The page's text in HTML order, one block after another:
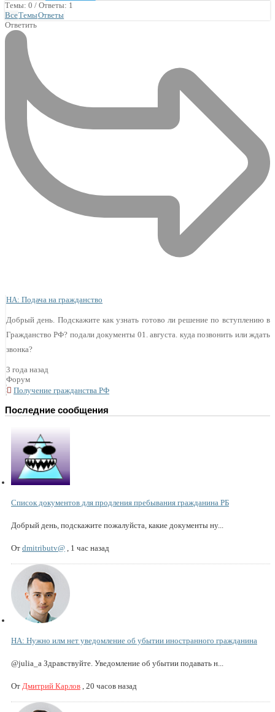
Темы: 0 / Ответы: 1
ВсеТемыОтветы
Ответить
НА: Подача на гражданство
Добрый день. Подскажите как узнать готово ли решение по вступлению в
Гражданство РФ? подали документы 01. августа. куда позвонить или ждать
звонка?
3 года назад
Форум
Получение гражданства РФ
Последние сообщения
Список документов для продления пребывания гражданина РБ
Добрый день, подскажите пожалуйста, какие документы ну...
От dmitributv@ 1 час назад
НА: Нужно илм нет уведомление об убытии иностранного гражданина
@julia_a Здравствуйте. Уведомление об убытии подавать н...
От Дмитрий Карлов 20 часов назад